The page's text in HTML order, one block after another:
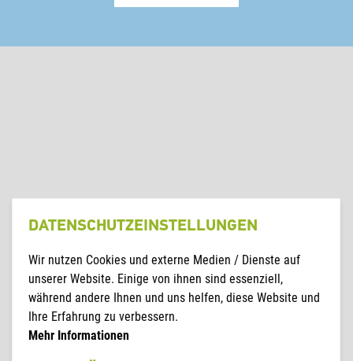
DATENSCHUTZ­EINSTELLUNGEN
Wir nutzen Cookies und externe Medien / Dienste auf
unserer Website. Einige von ihnen sind essenziell,
während andere Ihnen und uns helfen, diese Website und
Ihre Erfahrung zu verbessern.
Mehr Informationen